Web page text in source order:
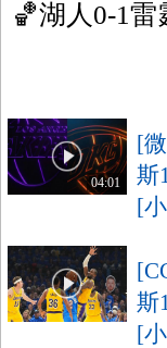
🏀湖人0-1雷
04:01
[
斯
[
斯
[